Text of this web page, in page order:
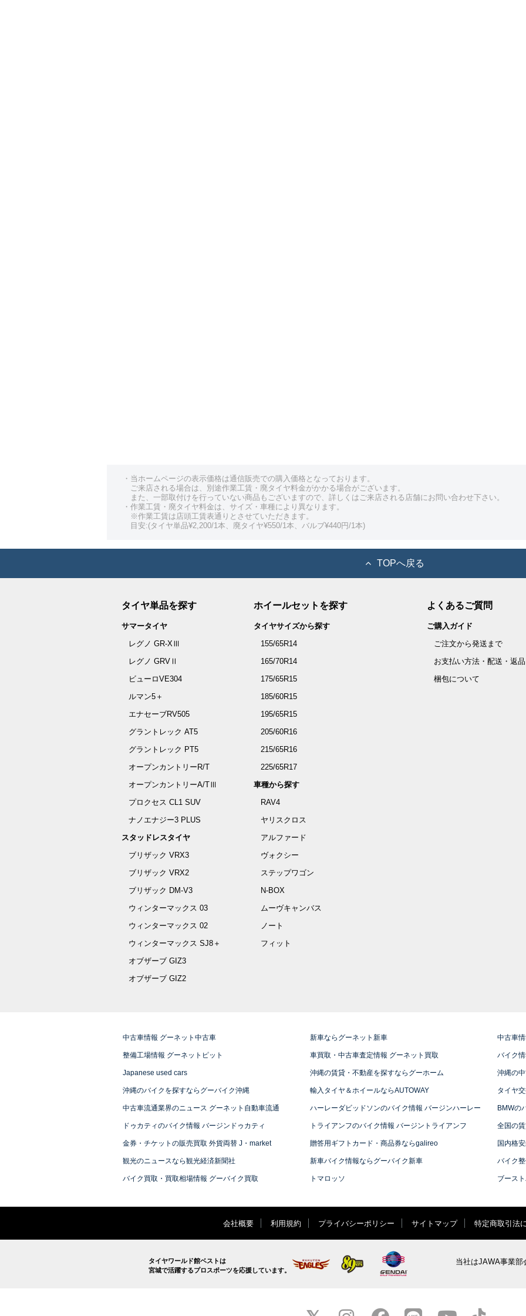
・当ホームページの表示価格は通信販売での購入価格となっております。
ご来店される場合は、別途作業工賃・廃タイヤ料金がかかる場合がございます。
また、一部取付けを行っていない商品もございますので、詳しくはご来店される店舗にお問い合わせ下さい。
・作業工賃・廃タイヤ料金は、サイズ・車種により異なります。
※作業工賃は店頭工賃表通りとさせていただきます。
目安:(タイヤ単品¥2,200/1本、廃タイヤ¥550/1本、バルブ¥440円/1本)
TOPへ戻る
タイヤ単品を探す
サマータイヤ
レグノ GR-XⅢ
レグノ GRVⅡ
ビューロVE304
ルマン5＋
エナセーブRV505
グラントレック AT5
グラントレック PT5
オープンカントリーR/T
オープンカントリーA/TⅢ
プロクセス CL1 SUV
ナノエナジー3 PLUS
スタッドレスタイヤ
ブリザック VRX3
ブリザック VRX2
ブリザック DM-V3
ウィンターマックス 03
ウィンターマックス 02
ウィンターマックス SJ8＋
オブザーブ GIZ3
オブザーブ GIZ2
ホイールセットを探す
タイヤサイズから探す
155/65R14
165/70R14
175/65R15
185/60R15
195/65R15
205/60R16
215/65R16
225/65R17
車種から探す
RAV4
ヤリスクロス
アルファード
ヴォクシー
ステップワゴン
N-BOX
ムーヴキャンバス
ノート
フィット
よくあるご質問
ご購入ガイド
ご注文から発送まで
お支払い方法・配送・返品
梱包について
中古車情報 グーネット中古車 新車ならグーネット新車 中古車
整備工場情報 グーネットピット 車買取・中古車査定情報 グーネット買取 バイク
Japanese used cars 沖縄の賃貸・不動産を探すならグーホーム 沖縄の
沖縄のバイクを探すならグーバイク沖縄 輸入タイヤ＆ホイールならAUTOWAY タイヤ
中古車流通業界のニュース グーネット自動車流通 ハーレーダビッドソンのバイク情報 バージンハーレー BMWの
ドゥカティのバイク情報 バージンドゥカティ トライアンフのバイク情報 バージントライアンフ 全国の
金券・チケットの販売買取 外貨両替 J・market 贈答用ギフトカード・商品券ならgalireo 国内格
観光のニュースなら観光経済新聞社 新車バイク情報ならグーバイク新車 バイク
バイク買取・買取相場情報 グーバイク買取 トマロッソ ブース
会社概要 利用規約 プライバシーポリシー サイトマップ 特定商取引法
タイヤワールド館ベストは
宮城で活躍するプロスポーツを応援しています。
当社はJAWA事業部